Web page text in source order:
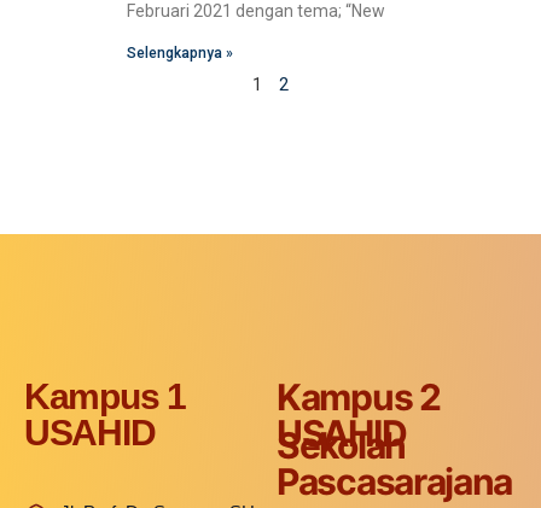
Februari 2021 dengan tema; “New
Selengkapnya »
1 2
Kampus 1
USAHID
Kampus 2
USAHID
Sekolah
Pascasarajana